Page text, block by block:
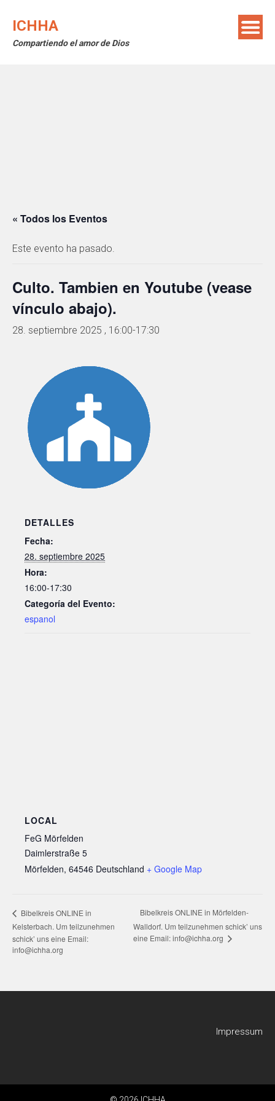
ICHHA
Compartiendo el amor de Dios
« Todos los Eventos
Este evento ha pasado.
Culto. Tambien en Youtube (vease
vínculo abajo).
28. septiembre 2025 , 16:00-17:30
DETALLES
Fecha:
28. septiembre 2025
Hora:
16:00-17:30
Categoría del Evento:
espanol
LOCAL
FeG Mörfelden
Daimlerstraße 5
Mörfelden, 64546 Deutschland + Google Map
Bibelkreis ONLINE in
Kelsterbach. Um teilzunehmen
schick’ uns eine Email:
info@ichha.org
Bibelkreis ONLINE in Mörfelden-
Walldorf. Um teilzunehmen schick’ uns
eine Email: info@ichha.org
Impressum